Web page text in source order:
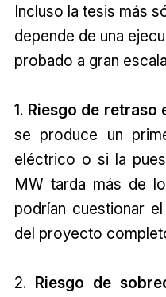
Incluso la tesis más
depende de una
probado a gran
1. Riesgo de retraso
se produce un
eléctrico o si la
MW tarda más de
podrían cuestionar
del proyecto
2. Riesgo de